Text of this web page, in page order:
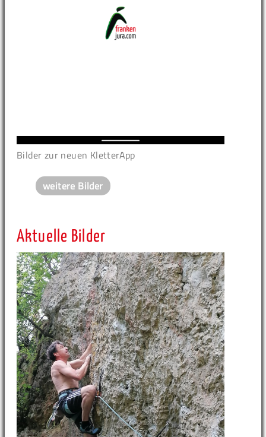
Bilder zur neuen KletterApp
weitere Bilder
Aktuelle Bilder